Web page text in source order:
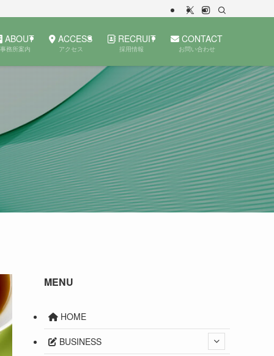
ABOUT
事務所案内
ACCESS
アクセス
RECRUIT
採用情報
CONTACT
お問い合わせ
MENU
HOME
BUSINESS